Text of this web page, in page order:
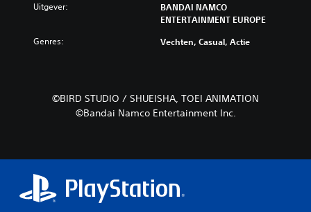
Uitgever:
BANDAI NAMCO
ENTERTAINMENT EUROPE
Genres: Vechten, Casual, Actie
©BIRD STUDIO / SHUEISHA, TOEI ANIMATION
©Bandai Namco Entertainment Inc.